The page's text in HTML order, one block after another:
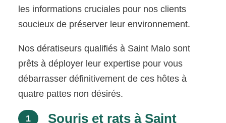
les informations cruciales pour nos clients
soucieux de préserver leur environnement.
Nos dératiseurs qualifiés à Saint Malo sont
prêts à déployer leur expertise pour vous
débarrasser définitivement de ces hôtes à
quatre pattes non désirés.
1
Souris et rats à Saint